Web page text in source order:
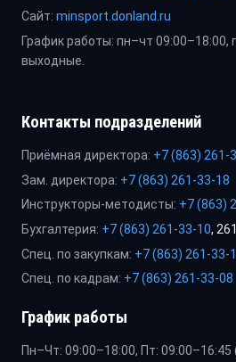
Сайт: minsport.donland.ru
График работы: пн–чт 09:00–18:00,
выходные.
Контакты подразделений
Приёмная директора: +7 (863) 261-
Зам. директора: +7 (863) 261-33-18
Инструкторы-методисты: +7 (863)
Бухгалтерия: +7 (863) 261-33-10,
Спец. по закупкам: +7 (863) 261-33-
Спец. по кадрам: +7 (863) 261-33-08
График работы
Пн–Чт: 09:00–18:00, Пт: